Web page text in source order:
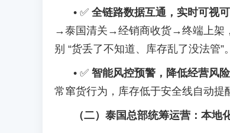
• ✅ 全链路数据互通，实时可视
→泰国清关→经销商收货→终端上架
别 “货丢了不知道、库存乱了没法管”。
• ✅ 智能风控预警，降低经营风险
常窜货行为，库存低于安全线自动提
（二）泰国总部统筹运营：本地